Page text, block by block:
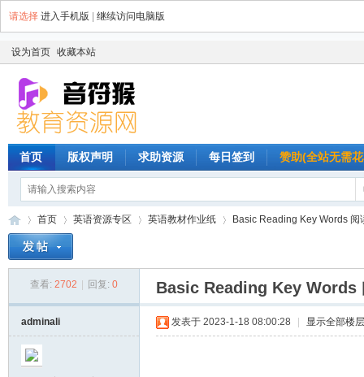
请选择 进入手机版 继续访问电脑版
设为首页 收藏本站
首页 版权声明 求助资源 每日签到 赞助(全站无需
首页
›
英语资源专区 英语教材作业纸
›
Basic Reading Key Words 阅
查看: 2702 回复: 0 Basic Reading Key Words
adminali 发表于 2023-1-18 08:00:28 显示全部楼层